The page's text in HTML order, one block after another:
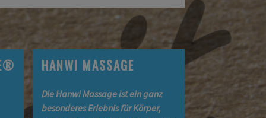
HANWI MASSAGE
Die Hanwi Massage ist ein ganz
besonderes Erlebnis für Körper,